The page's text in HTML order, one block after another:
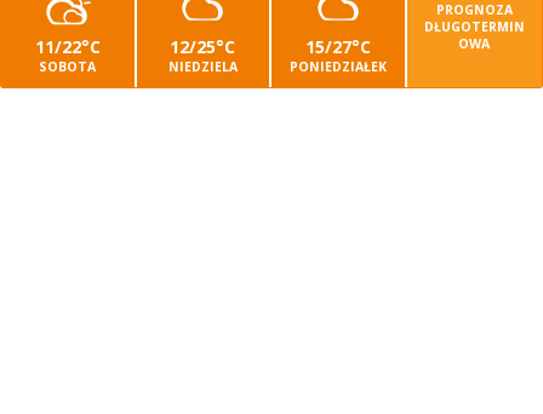
11/22°C
SOBOTA
12/25°C
NIEDZIELA
15/27°C
PONIEDZIAŁEK
PROGNOZA
DŁUGOTERMIN
OWA